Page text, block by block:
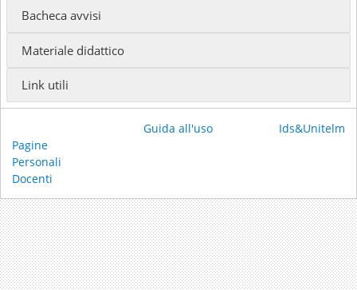
Bacheca avvisi
Materiale didattico
Link utili
Pagine
Personali
Docenti
Guida all'uso Ids&Unitelm